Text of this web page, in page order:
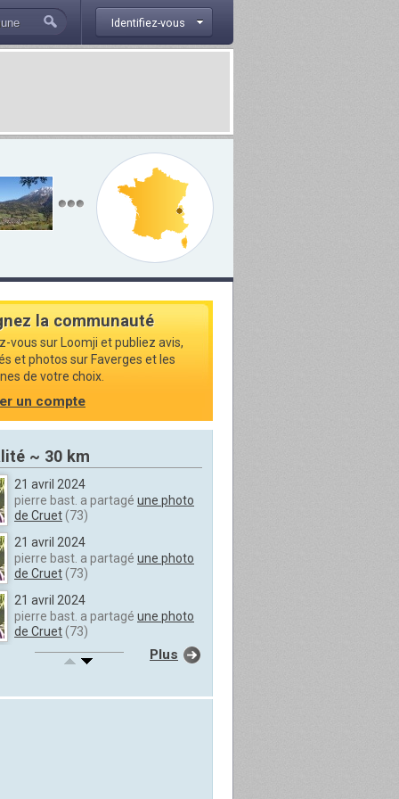
Identifiez-vous
la communauté
vous sur Loomji et publiez avis,
et photos sur Faverges et les
de votre choix.
un compte
~ 30 km
21 avril 2024
pierre bast. a partagé une photo
de Cruet(73)
21 avril 2024
pierre bast. a partagé une photo
de Cruet(73)
21 avril 2024
pierre bast. a partagé une photo
de Cruet(73)
21 avril 2024
Plus